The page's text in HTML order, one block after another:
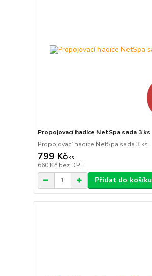
Propojovací hadice NetSpa sada 3 ks
Propojovací hadice NetSpa sada 3 ks
799 Kč/ks
660 Kč bez DPH
Přidat do košíku